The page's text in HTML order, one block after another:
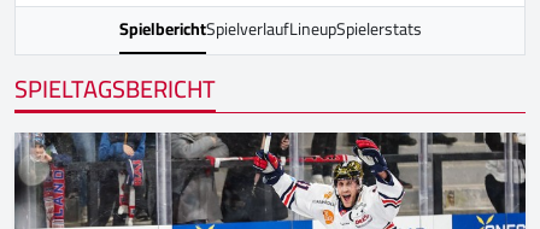
SpielberichtSpielverlaufLineupSpielerstats
SPIELTAGSBERICHT